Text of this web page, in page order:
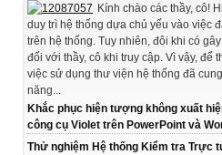
Kính chào các thầy, cô!
duy trì hệ thống dựa chủ yếu vào việc
trên hệ thống. Tuy nhiên, đôi khi có
đối với thầy, cô khi truy cập. Vì vậy, để
việc sử dụng thư viện hệ thống đã
năng...
Khắc phục hiện tượng không xuất
công cụ Violet trên PowerPoint và
Thử nghiệm Hệ thống Kiểm tra Trực